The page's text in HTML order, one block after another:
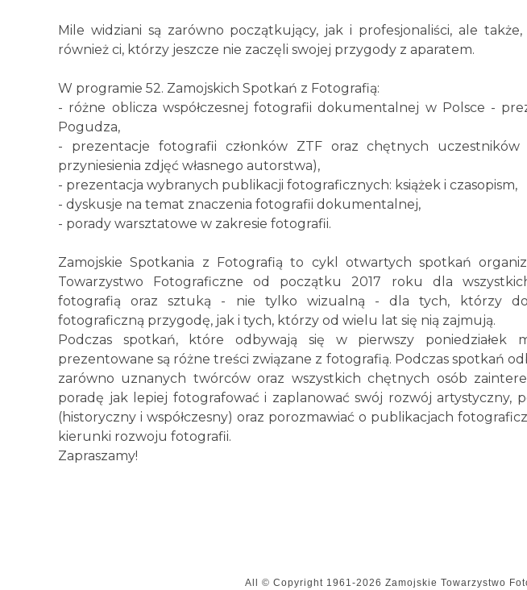
Mile widziani są zarówno początkujący, jak i profesjonaliści, ale
również ci, którzy jeszcze nie zaczęli swojej przygody z aparatem.
W programie 52. Zamojskich Spotkań z Fotografią:
- różne oblicza współczesnej fotografii dokumentalnej w Polsce -
Pogudza,
- prezentacje fotografii członków ZTF oraz chętnych uczestników
przyniesienia zdjęć własnego autorstwa),
- prezentacja wybranych publikacji fotograficznych: książek i czasopism,
- dyskusje na temat znaczenia fotografii dokumentalnej,
- porady warsztatowe w zakresie fotografii.
Zamojskie Spotkania z Fotografią to cykl otwartych spotkań
Towarzystwo Fotograficzne od początku 2017 roku dla
fotografią oraz sztuką - nie tylko wizualną - dla tych, którzy
fotograficzną przygodę, jak i tych, którzy od wielu lat się nią zajmują.
Podczas spotkań, które odbywają się w pierwszy poniedziałek
prezentowane są różne treści związane z fotografią. Podczas spotkań
zarówno uznanych twórców oraz wszystkich chętnych osób
poradę jak lepiej fotografować i zaplanować swój rozwój artystyczny,
(historyczny i współczesny) oraz porozmawiać o publikacjach
kierunki rozwoju fotografii.
Zapraszamy!
All © Copyright 1961-2026 Zamojskie Towarzystwo